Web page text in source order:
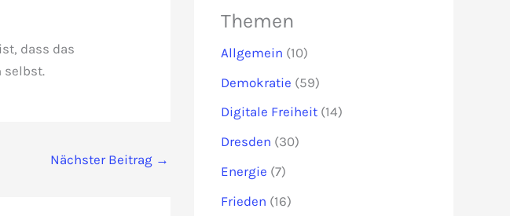
dass das
selbst.
Nächster Beitrag →
Themen
Allgemein (10)
Demokratie (59)
Digitale Freiheit (14)
Dresden (30)
Energie (7)
Frieden (16)